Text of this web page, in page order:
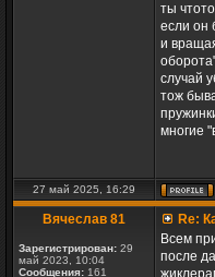
ты
если он
и
случай
тож
многие
27 май 2025, 16:29
Вячеслав 81
Зарегистрирован: 29
май 2023, 10:04
Сообщения: 161
Re:
Всем
после